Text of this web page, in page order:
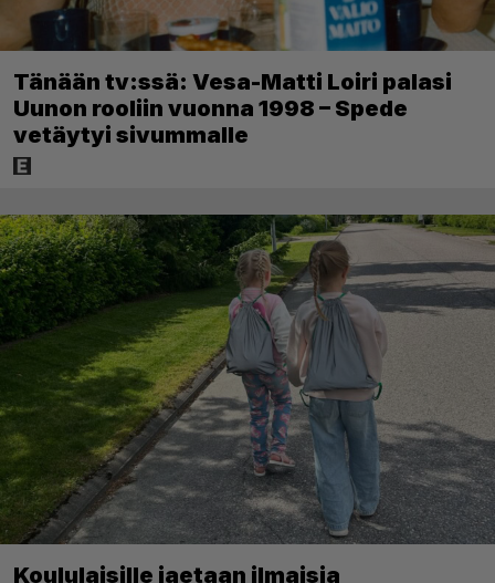
Tänään tv:ssä: Vesa-Matti Loiri palasi
Uunon rooliin vuonna 1998 – Spede
vetäytyi sivummalle
Koululaisille jaetaan ilmaisia